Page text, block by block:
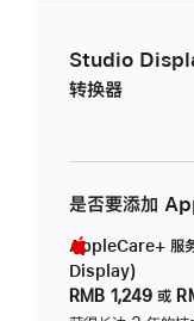
Studio
转换器
是否要添加
AppleCare+ 服
Display)
RMB 1,249 或